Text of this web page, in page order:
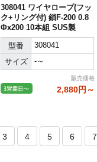
308041 ワイヤロープ(フッ
ク+リング付) 鎖F-200 0.8
Φx200 10本組 SUS製
型番
308041
サイズ
-～
販売価格
2,880円～
3 4 5 6 7